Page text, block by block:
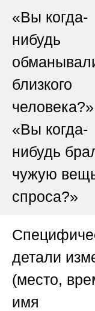
«Вы когда-
нибудь
близкого
«Вы когда-
нибудь
чужую
спроса?»
детали
(место,
имя